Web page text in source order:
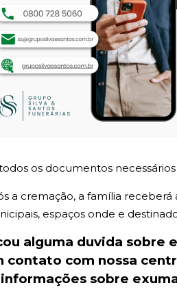
os documentos
a cremação, a família
espaços onde e
alguma duvida sobre
contato com nossa
informações sobre